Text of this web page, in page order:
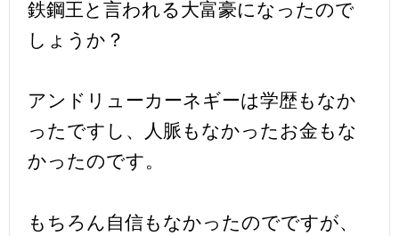
鉄鋼王と言われる大富豪になったので
しょうか？
アンドリューカーネギーは学歴もなか
ったですし、人脈もなかったお金もな
かったのです。
もちろん自信もなかったのでですが、